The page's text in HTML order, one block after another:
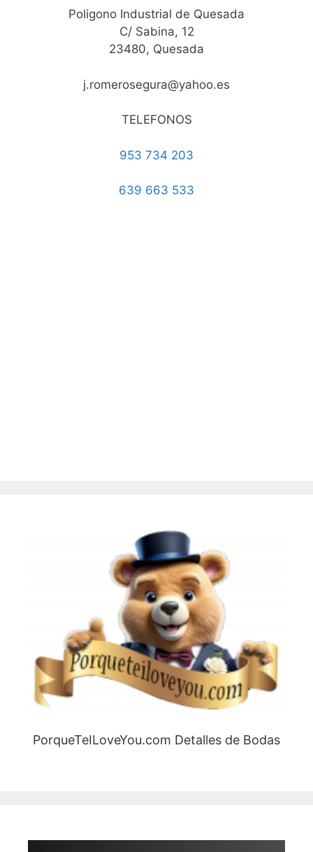
Poligono Industrial de Quesada
C/ Sabina, 12
23480, Quesada
j.romerosegura@yahoo.es
TELEFONOS
953 734 203
639 663 533
PorqueTeILoveYou.com Detalles de Bodas